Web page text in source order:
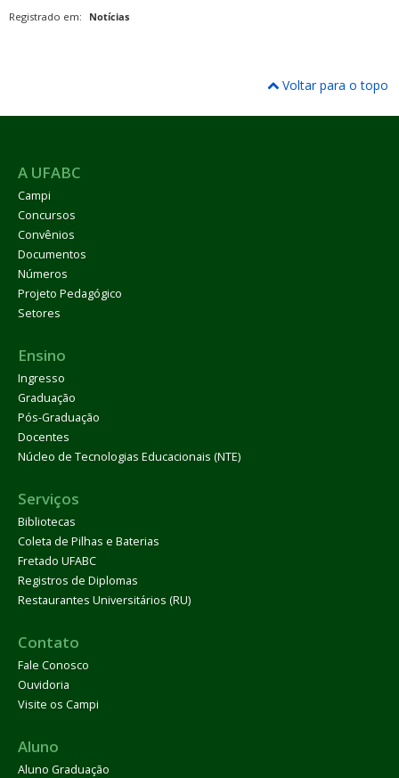
Registrado em: Notícias
Voltar para o topo
A UFABC
Campi
Concursos
Convênios
Documentos
Números
Projeto Pedagógico
Setores
Ensino
Ingresso
Graduação
Pós-Graduação
Docentes
Núcleo de Tecnologias Educacionais (NTE)
Serviços
Bibliotecas
Coleta de Pilhas e Baterias
Fretado UFABC
Registros de Diplomas
Restaurantes Universitários (RU)
Contato
Fale Conosco
Ouvidoria
Visite os Campi
Aluno
Aluno Graduação